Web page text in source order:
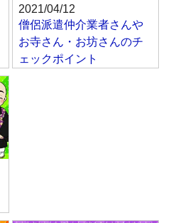
2021/04/12
僧侶派遣仲介業者さんや
お寺さん・お坊さんのチ
ェックポイント